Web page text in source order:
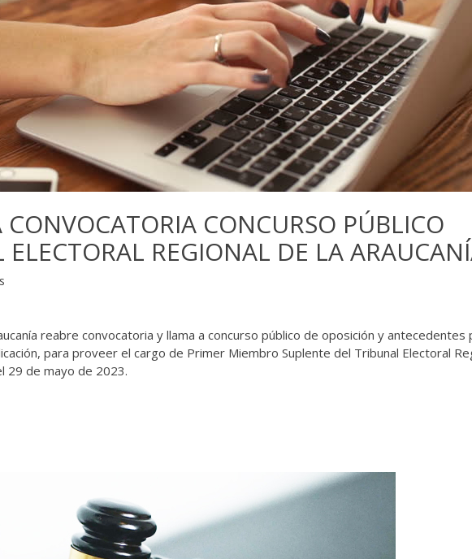
CONVOCATORIA CONCURSO PÚBLICO
ELECTORAL REGIONAL DE LA
reabre convocatoria y llama a concurso público de oposición y antecedentes
para proveer el cargo de Primer Miembro Suplente del Tribunal Electoral
29 de mayo de 2023.